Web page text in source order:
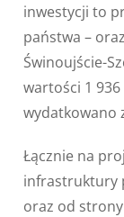
inwestycji to
państwa –
Świnoujście-
wartości 1
wydatkowano
Łącznie na
infrastruktury
oraz od